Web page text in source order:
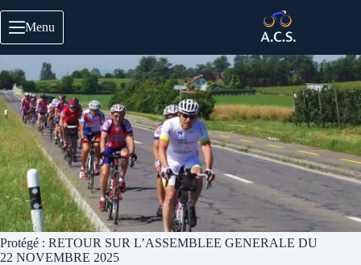
au
contenu
Menu
Protégé : RETOUR SUR L’ASSEMBLEE GENERALE DU
22 NOVEMBRE 2025